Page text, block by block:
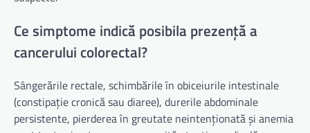
Ce simptome indică posibila prezență a
cancerului colorectal?
Sângerările rectale, schimbările în obiceiurile intestinale
(constipație cronică sau diaree), durerile abdominale
persistente, pierderea în greutate neintenționată și anemia